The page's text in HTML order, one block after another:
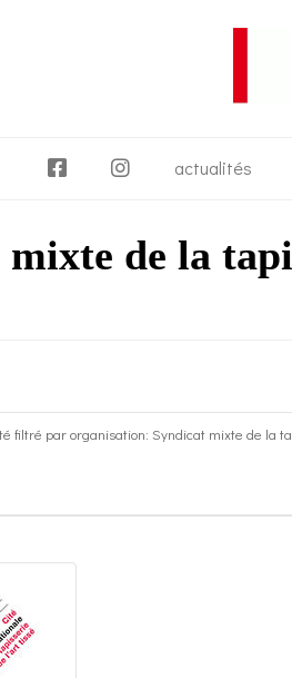
F
e
b
I
t
a
actualités
de la
filtré par organisation: Syndicat mixte de la